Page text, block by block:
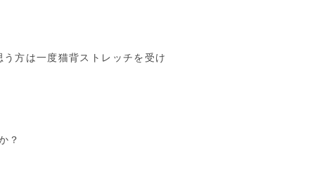
方は一度猫背ストレッチを受け
？